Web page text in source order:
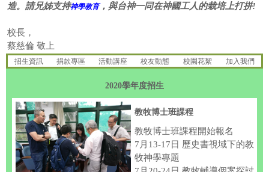
造。請兄姊支持神學教育，與台神一同在神國工人的栽培上打拼!
校長，
蔡慈倫 敬上
招生資訊 捐款專區 活動講座 校友動態 校園花絮 加入我們
2020學年度招生
教牧博士班課程
教牧博士班課程開始報名
7月13-17日 歷史書視域下的教
牧神學專題